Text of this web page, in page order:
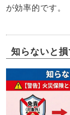
が効率的です。
知らないと